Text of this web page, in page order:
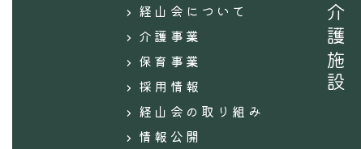
経山会について
介護事業
保育事業
採用情報
経山会の取り組み
情報公開
介護施設